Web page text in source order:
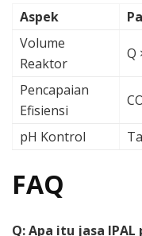
Aspek
Volume
Reaktor
Q
Pencapaian
Efisiensi
pH Kontrol
FAQ
Q: Apa itu jasa